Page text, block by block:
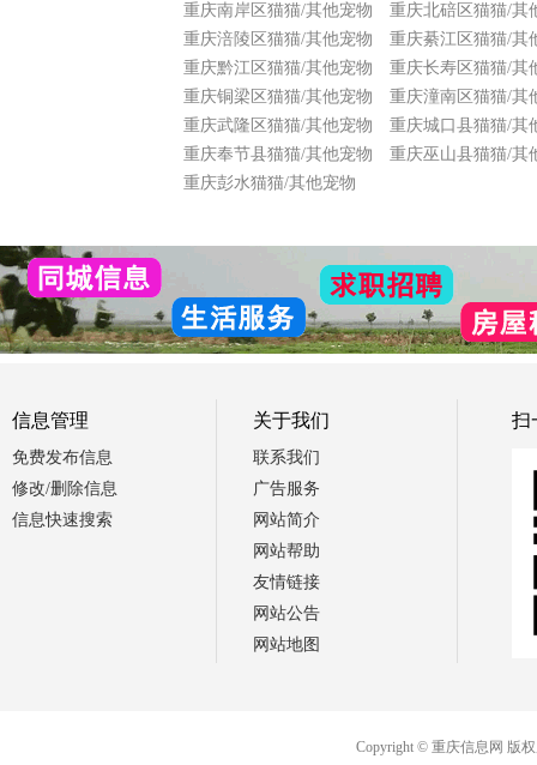
重庆南岸区猫猫/其他宠物
重庆北碚区猫猫/其
重庆涪陵区猫猫/其他宠物
重庆綦江区猫猫/其
重庆黔江区猫猫/其他宠物
重庆长寿区猫猫/其
重庆铜梁区猫猫/其他宠物
重庆潼南区猫猫/其
重庆武隆区猫猫/其他宠物
重庆城口县猫猫/其
重庆奉节县猫猫/其他宠物
重庆巫山县猫猫/其
重庆彭水猫猫/其他宠物
信息管理
免费发布信息
修改/删除信息
信息快速搜索
关于我们
联系我们
广告服务
网站简介
网站帮助
友情链接
网站公告
网站地图
扫
Copyright © 重庆信息网 版